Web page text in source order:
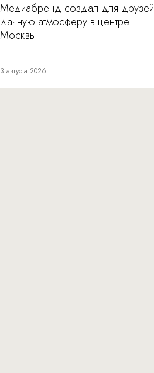
Медиабренд создал для друзей
дачную атмосферу в центре
Москвы.
3 августа 2026